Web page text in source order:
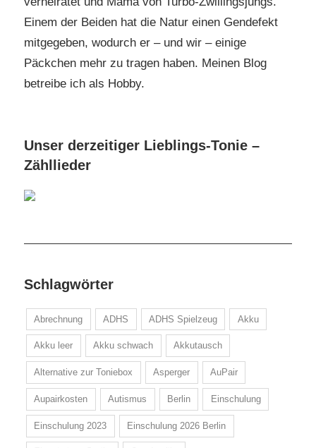
Einem der Beiden hat die Natur einen Gendefekt
mitgegeben, wodurch er – und wir – einige
Päckchen mehr zu tragen haben. Meinen Blog
betreibe ich als Hobby.
Unser derzeitiger Lieblings-Tonie –
Zähllieder
Schlagwörter
Abrechnung ADHS ADHS Spielzeug Akku
Akku leer Akku schwach Akkutausch
Alternative zur Toniebox Asperger AuPair
Aupairkosten Autismus Berlin Einschulung
Einschulung 2023 Einschulung 2026 Berlin